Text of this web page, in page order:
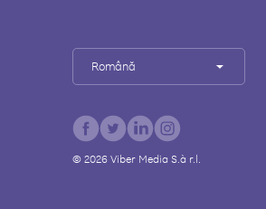
Română
© 2026Viber Media S.à r.l.